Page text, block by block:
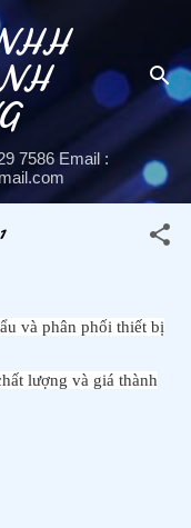
7586 Email :
và phân phối thiết bị
lượng và giá thành